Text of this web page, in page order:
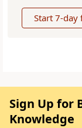
Start 7-day
Sign Up for
Knowledge